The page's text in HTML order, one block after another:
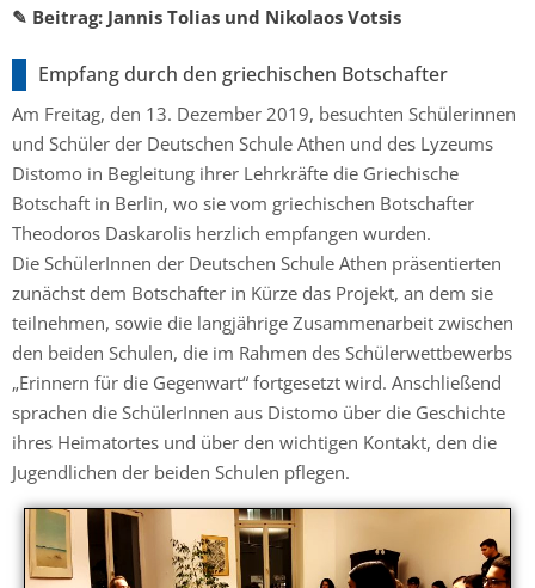
✎ Beitrag: Jannis Tolias und Nikolaos Votsis
Empfang durch den griechischen Botschafter
Am Freitag, den 13. Dezember 2019, besuchten Schülerinnen
und Schüler der Deutschen Schule Athen und des Lyzeums
Distomo in Begleitung ihrer Lehrkräfte die Griechische
Botschaft in Berlin, wo sie vom griechischen Botschafter
Theodoros Daskarolis herzlich empfangen wurden.
Die SchülerInnen der Deutschen Schule Athen präsentierten
zunächst dem Botschafter in Kürze das Projekt, an dem sie
teilnehmen, sowie die langjährige Zusammenarbeit zwischen
den beiden Schulen, die im Rahmen des Schülerwettbewerbs
„Erinnern für die Gegenwart“ fortgesetzt wird. Anschließend
sprachen die SchülerInnen aus Distomo über die Geschichte
ihres Heimatortes und über den wichtigen Kontakt, den die
Jugendlichen der beiden Schulen pflegen.